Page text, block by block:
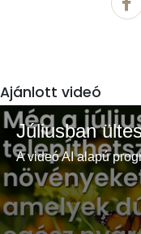
Ajánlott videó
A videó AI alapú